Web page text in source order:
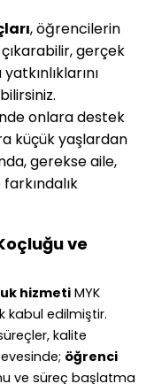
, öğrencilerin
gerçek
onlara destek
küçük yaşlardan
gerekse aile,
ve
hizmeti MYK
kabul edilmiştir.
kalite
öğrenci
ve süreç başlatma